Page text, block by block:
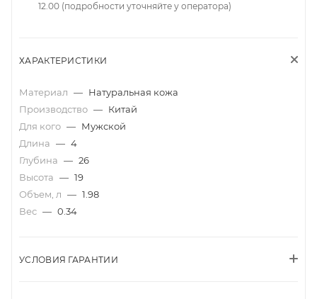
12.00 (подробности уточняйте у оператора)
ХАРАКТЕРИСТИКИ
Материал — Натуральная кожа
Производство — Китай
Для кого — Мужской
Длина — 4
Глубина — 26
Высота — 19
Объем, л — 1.98
Вес — 0.34
УСЛОВИЯ ГАРАНТИИ